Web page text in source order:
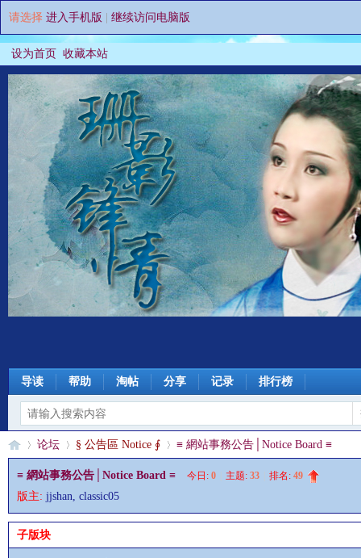
请选择 进入手机版 继续访问电脑版
设为首页 收藏本站
导读 帮助 淘帖 分享 记录 排行榜
§ »
论坛
›
§ 公告區 Notice ∮
›
≡ 網站事務公告│Notice Board ≡
≡ 網站事務公告│Notice Board ≡ 今日: 0 主题: 33 排名: 49
版主: jjshan, classic05
子版块